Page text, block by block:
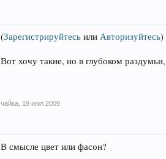
(Зарегистрируйтесь илиАвторизуйтесь)
Вот хочу такие, но в глубоком
чайка 19 июл 2009
В смысле цвет или фасон?